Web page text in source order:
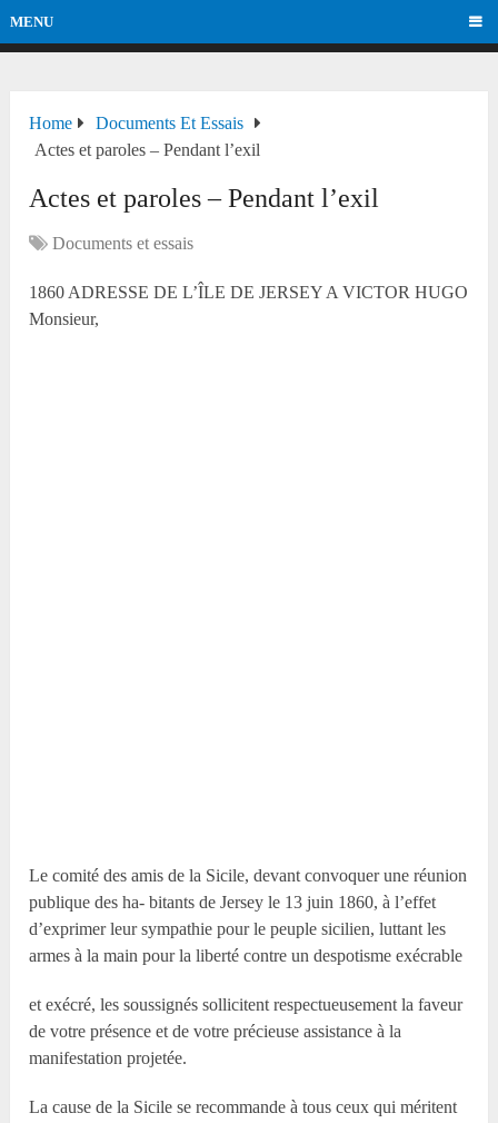
MENU
Home
Documents Et Essais
Actes et paroles – Pendant l’exil
Actes et paroles – Pendant l’exil
Documents et essais
1860 ADRESSE DE L’ÎLE DE JERSEY A VICTOR HUGO
Monsieur,
Le comité des amis de la Sicile, devant convoquer une réunion
publique des ha- bitants de Jersey le 13 juin 1860, à l’effet
d’exprimer leur sympathie pour le peuple sicilien, luttant les
armes à la main pour la liberté contre un despotisme exécrable
et exécré, les soussignés sollicitent respectueusement la faveur
de votre présence et de votre précieuse assistance à la
manifestation projetée.
La cause de la Sicile se recommande à tous ceux qui méritent